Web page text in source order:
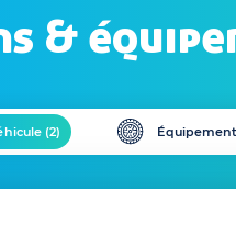
&
(2)